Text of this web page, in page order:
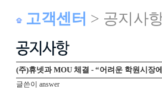
고객센터 > 공지사
(주)휴넷과 MOU 체결 - “어려운 학원시장
글쓴이 answer